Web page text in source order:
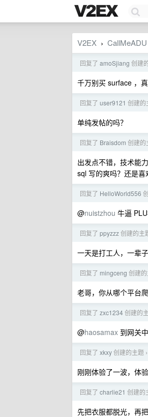
V2EX › CallMeADU
回复了 amoSjiang 创建
千万别买 surface ，
回复了 user9121 创建的
单纯发帖的吗？
回复了 Braisdom 创建的
出发点不错，技术能
sql 写的爽吗？还是
回复了 HelloWorld556
@nuistzhou 牛逼
回复了 ppyzzz创建的主
一天是打工人，一辈
回复了 mingceng 创建
老哥，你从哪个平台
回复了 zxc1234创建的
@haosamax 到网关
回复了 xkxy创建的主题 ›
刚刚体验了一波，体
回复了 charlie21 创建的
先把衣服都脱光，再